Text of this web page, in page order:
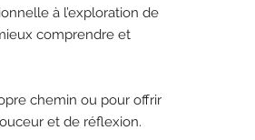
à l’exploration de
comprendre et
chemin ou pour offrir
et de réflexion.